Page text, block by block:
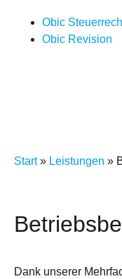
Obic
Obic Revision
Start » Leistungen »
Dank unserer